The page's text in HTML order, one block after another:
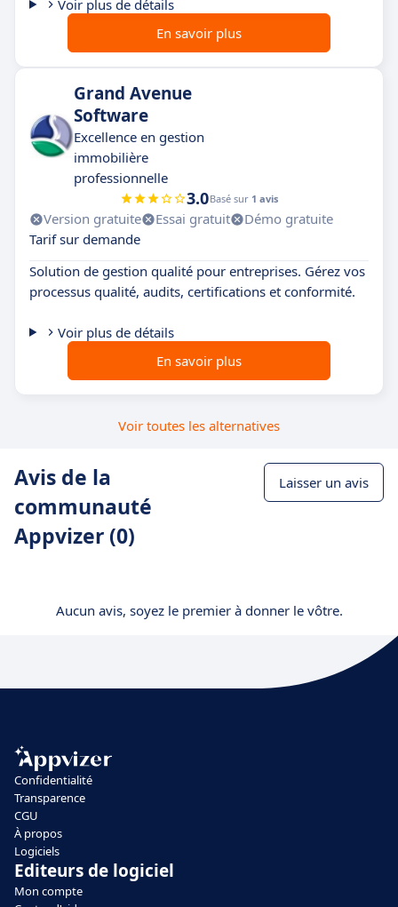
Voir plus de détails
En savoir plus
Grand Avenue
Software
Excellence en gestion
immobilière
professionnelle
3.0Basé sur 1 avis
Version gratuite Essai gratuit
Démo gratuite
Tarif sur demande
Solution de gestion qualité pour entreprises. Gérez vos
processus qualité, audits, certifications et conformité.
Voir plus de détails
En savoir plus
Voir toutes les alternatives
Avis de la
communauté
Appvizer (0)
Laisser un avis
Aucun avis, soyez le premier à donner le vôtre.
Confidentialité
Transparence
CGU
À propos
Logiciels
Editeurs de logiciel
Mon compte